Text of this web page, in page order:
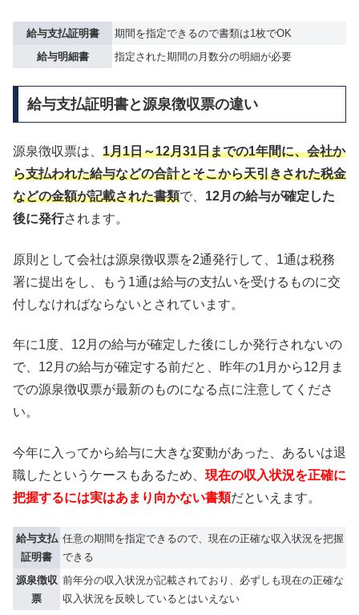
給与支払証明書
期間を指定できるので書類は1枚でOK
給与明細書
指定された期間の月数分の明細が必要
給与支払証明書と源泉徴収票の違い
源泉徴収票は、 1月1日～12月31日までの1年間に、会社か
ら支払われた給与などの合計とそこから天引きされた税金
などの金額が記載された書類で、 12月の給与が確定した
後に発行されます。
原則として会社は源泉徴収票を2通発行して、1通は税務
署に提出をし、もう1通は給与の支払いを受けるものに交
付しなければならないとされています。
年に1度、12月の給与が確定した後にしか発行されないの
で、12月の給与が確定する前だと、昨年の1月から12月ま
での源泉徴収票が最新のものになる点に注意してくださ
い。
今年に入ってから給与に大きな変動があった、あるいは退
職したというケースもあるため、 現在の収入状況を正確に
把握するには実はあまり向かない書類だといえます。
給与支払
証明書
任意の期間を指定できるので、現在の正確な収入状況を把握
できる
源泉徴収
票
前年分の収入状況が記載されており、必ずしも現在の正確な
収入状況を反映しているとはいえない